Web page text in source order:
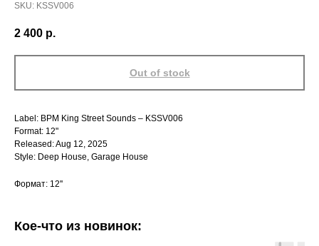
SKU: KSSV006
2 400 р.
Out of stock
Label: BPM King Street Sounds – KSSV006
Format: 12"
Released: Aug 12, 2025
Style: Deep House, Garage House
Формат: 12''
Кое-что из новинок: